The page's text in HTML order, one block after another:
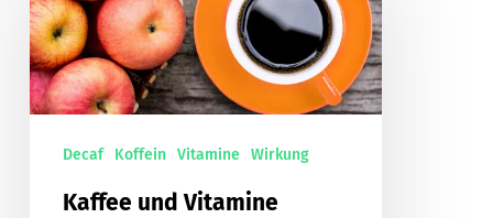
Vitamine
Decaf Koffein Vitamine Wirkung
Kaffee und Vitamine